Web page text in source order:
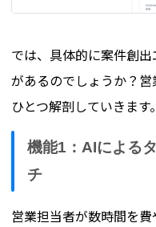
では、具体的に案件創
があるのでしょうか？
ひとつ解剖していきます。
機能1：AIによる
チ
営業担当者が数時間を